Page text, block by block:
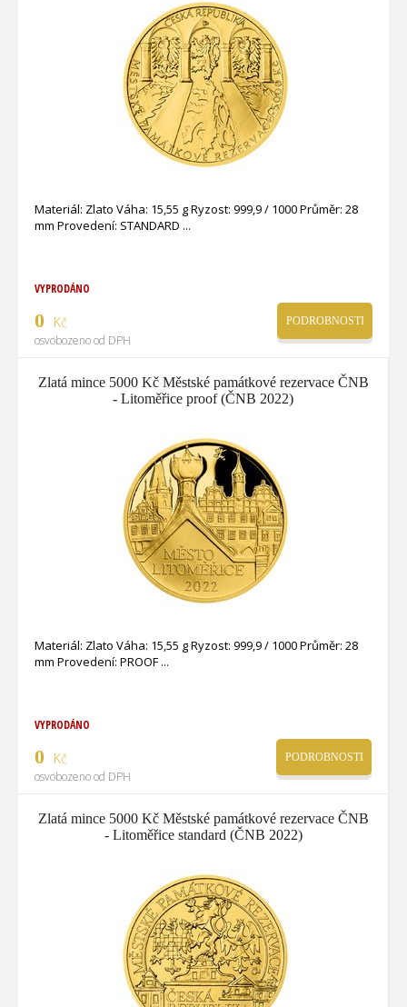
Materiál: Zlato Váha: 15,55 g Ryzost: 999,9 / 1000 Průměr: 28
mm Provedení: STANDARD
VYPRODÁNO
0 Kč
osvobozeno od DPH
PODROBNOSTI
Zlatá mince 5000 Kč Městské památkové rezervace ČNB
- Litoměřice proof (ČNB 2022)
Materiál: Zlato Váha: 15,55 g Ryzost: 999,9 / 1000 Průměr: 28
mm Provedení: PROOF
VYPRODÁNO
0 Kč
osvobozeno od DPH
PODROBNOSTI
Zlatá mince 5000 Kč Městské památkové rezervace ČNB
- Litoměřice standard (ČNB 2022)